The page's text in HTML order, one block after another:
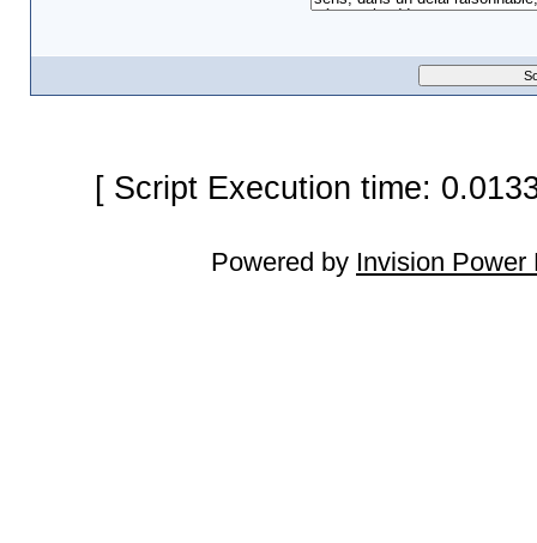
[ Script Execution time:
Powered by Invision Power